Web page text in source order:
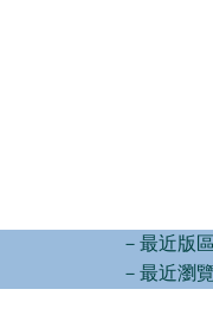
－最近版
－最近瀏